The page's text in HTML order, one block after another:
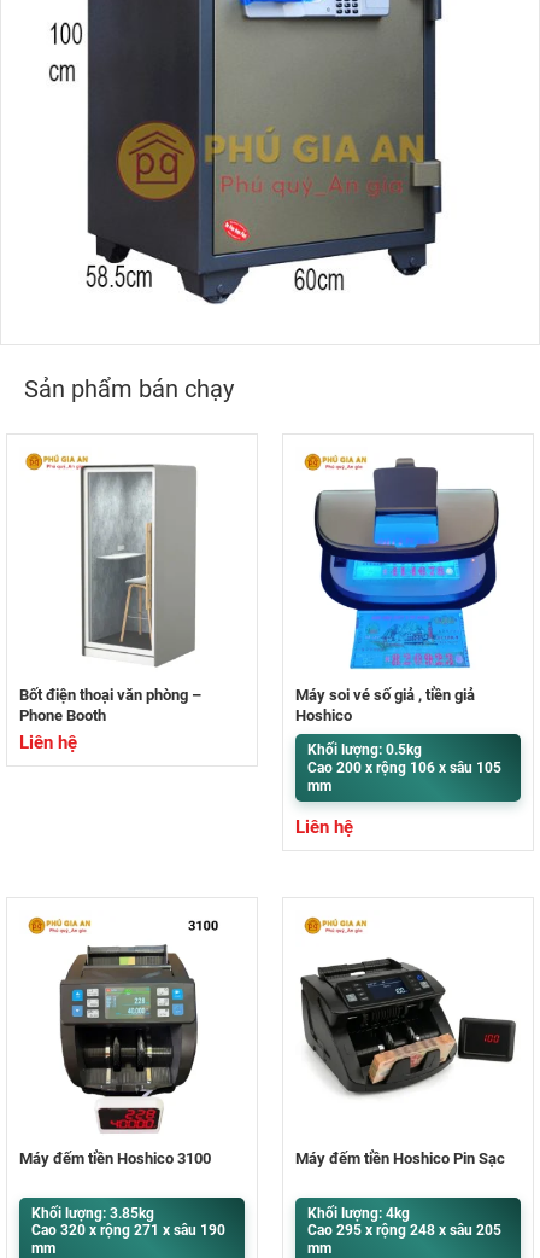
Sản phẩm bán chạy
Bốt điện thoại văn phòng –
Phone Booth
Liên hệ
Máy soi vé số giả , tiền giả
Hoshico
Khối lượng: 0.5kg
Cao 200 x rộng 106 x sâu 105
mm
Liên hệ
Máy đếm tiền Hoshico 3100
Khối lượng: 3.85kg
Cao 320 x rộng 271 x sâu 190
mm
Máy đếm tiền Hoshico Pin Sạc
Khối lượng: 4kg
Cao 295 x rộng 248 x sâu 205
mm